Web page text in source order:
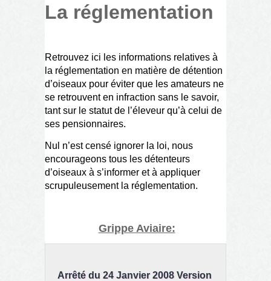
La réglementation
Retrouvez ici les informations relatives à
la réglementation en matière de détention
d’oiseaux pour éviter que les amateurs ne
se retrouvent en infraction sans le savoir,
tant sur le statut de l’éleveur qu’à celui de
ses pensionnaires.
Nul n’est censé ignorer la loi, nous
encourageons tous les détenteurs
d’oiseaux à s’informer et à appliquer
scrupuleusement la réglementation.
Grippe Aviaire:
Arrêté du 24 Janvier 2008 Version